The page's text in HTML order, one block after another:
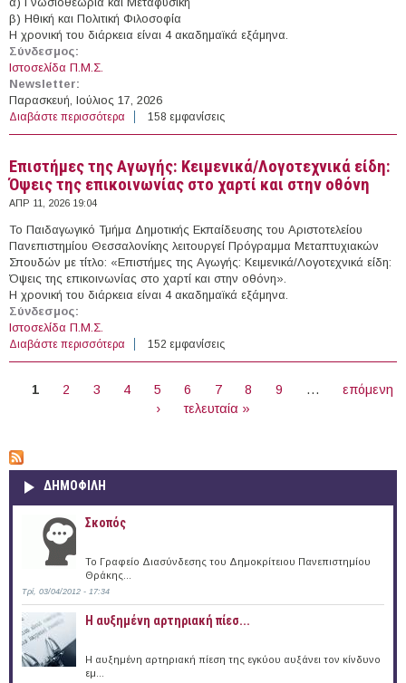
β) Ηθική και Πολιτική Φιλοσοφία
Η χρονική του διάρκεια είναι 4 ακαδημαϊκά εξάμηνα.
Σύνδεσμος:
Ιστοσελίδα Π.Μ.Σ.
Newsletter:
Παρασκευή, Ιούλιος 17, 2026
Διαβάστε περισσότερα για Φιλοσοφία
158 εμφανίσεις
Επιστήμες της Αγωγής: Κειμενικά/Λογοτεχνικά είδη:
Όψεις της επικοινωνίας στο χαρτί και στην οθόνη
ΑΠΡ 11, 2026 19:04
Το Παιδαγωγικό Τμήμα Δημοτικής Εκπαίδευσης του Αριστοτελείου
Πανεπιστημίου Θεσσαλονίκης λειτουργεί Πρόγραμμα Μεταπτυχιακών
Σπουδών με τίτλο: «Επιστήμες της Αγωγής: Κειμενικά/Λογοτεχνικά είδη:
Όψεις της επικοινωνίας στο χαρτί και στην οθόνη».
Η χρονική του διάρκεια είναι 4 ακαδημαϊκά εξάμηνα.
Σύνδεσμος:
Ιστοσελίδα Π.Μ.Σ.
Διαβάστε περισσότερα για Επιστήμες της Αγωγής: Κειμενικά/Λογοτεχνικά είδη:
Όψεις της επικοινωνίας στο χαρτί και στην οθόνη
152 εμφανίσεις
1 2 3 4 5 6 7 8 9 …
επόμενη
›
τελευταία »
ΔΗΜΟΦΙΛΗ
Σκοπός
Το Γραφείο Διασύνδεσης του Δημοκρίτειου Πανεπιστημίου
Θράκης...
Τρί, 03/04/2012 - 17:34
Η αυξημένη αρτηριακή πίεσ...
Η αυξημένη αρτηριακή πίεση της εγκύου αυξάνει τον κίνδυνο
εμ...